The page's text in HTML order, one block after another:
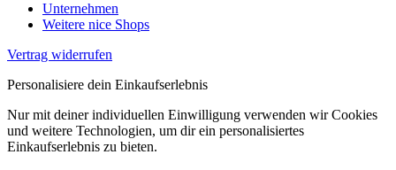
Unternehmen
Weitere nice Shops
Vertrag widerrufen
Personalisiere dein Einkaufserlebnis
Nur mit deiner individuellen Einwilligung verwenden wir Cookies
und weitere Technologien, um dir ein personalisiertes
Einkaufserlebnis zu bieten.